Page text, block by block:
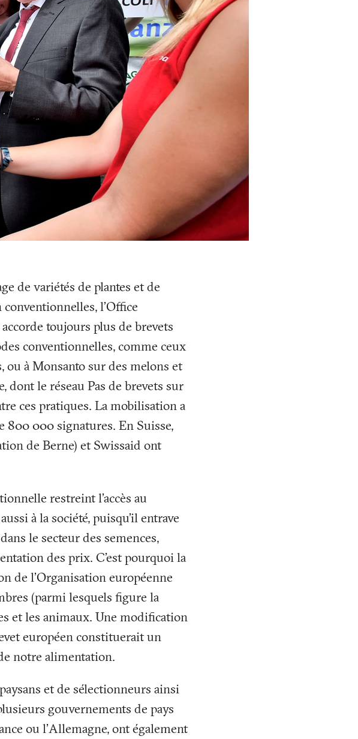
de variétés de plantes et de
l’Office
toujours plus de brevets
conventionnelles, comme ceux
ou à Monsanto sur des melons et
dont le réseau Pas de brevets sur
ces pratiques. La mobilisation a
800 000 signatures. En Suisse,
de Berne) et Swissaid ont
restreint l’accès au
à la société, puisqu’il entrave
le secteur des semences,
des prix. C’est pourquoi la
de l’Organisation européenne
(parmi lesquels figure la
et les animaux. Une modification
européen constituerait un
notre alimentation.
et de sélectionneurs ainsi
gouvernements de pays
ou l’Allemagne, ont également